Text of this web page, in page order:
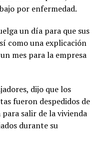
por enfermedad.
un día para que sus
como una explicación
mes para la empresa
dijo que los
fueron despedidos de
salir de la vivienda
durante su